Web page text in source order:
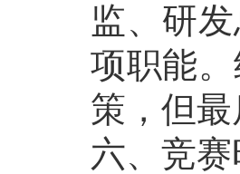
监、研
项职能
策，但
六、竞赛